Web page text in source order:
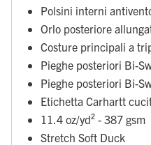
Polsini interni
Orlo posteriore
Costure principali a
Pieghe posteriori Bi-
Pieghe posteriori Bi-
Etichetta Carhartt
11.4 oz/yd² - 387 gsm
Stretch Soft Duck